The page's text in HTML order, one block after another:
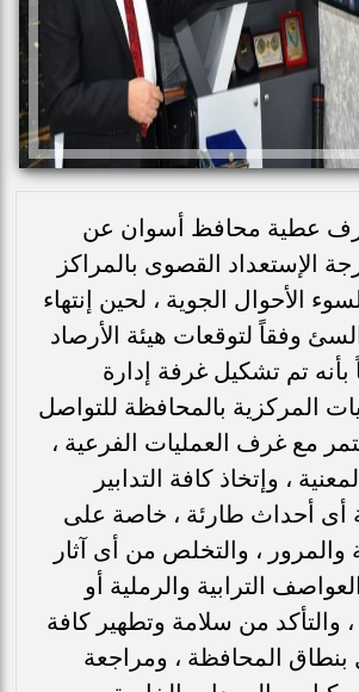
عطية محافظ أسوان عن
الإستعداد القصوى بالمراكز
الأحوال الجوية ، لحين إنتهاء
وفقاً لتوقعات هيئة الأرصاد
تم تشكيل غرفة إدارة
المركزية بالمحافظة للتواصل
مع غرف العمليات الفرعية ،
، وإتخاذ كافة التدابير
أى أحداث طارئة ، خاصة على
، والتخلص من أى آثار
الترابية والرملية أو
والتأكد من سلامة وتطهير كافة
المحافظة ، ومراجعة